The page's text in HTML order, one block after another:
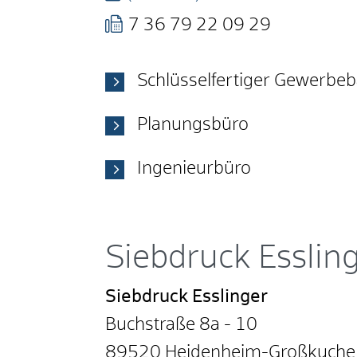
7 36 79 22 09 29
Schlüsselfertiger
Planungsbüro
Ingenieurbüro
Siebdruck
Siebdruck Esslinger
Buchstraße 8a - 10
89520 Heidenheim-